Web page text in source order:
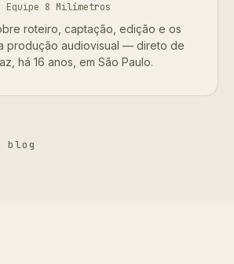
Equipe 8 Milímetros
roteiro, captação, edição e os
produção audiovisual — direto de
há 16 anos, em São Paulo.
blog